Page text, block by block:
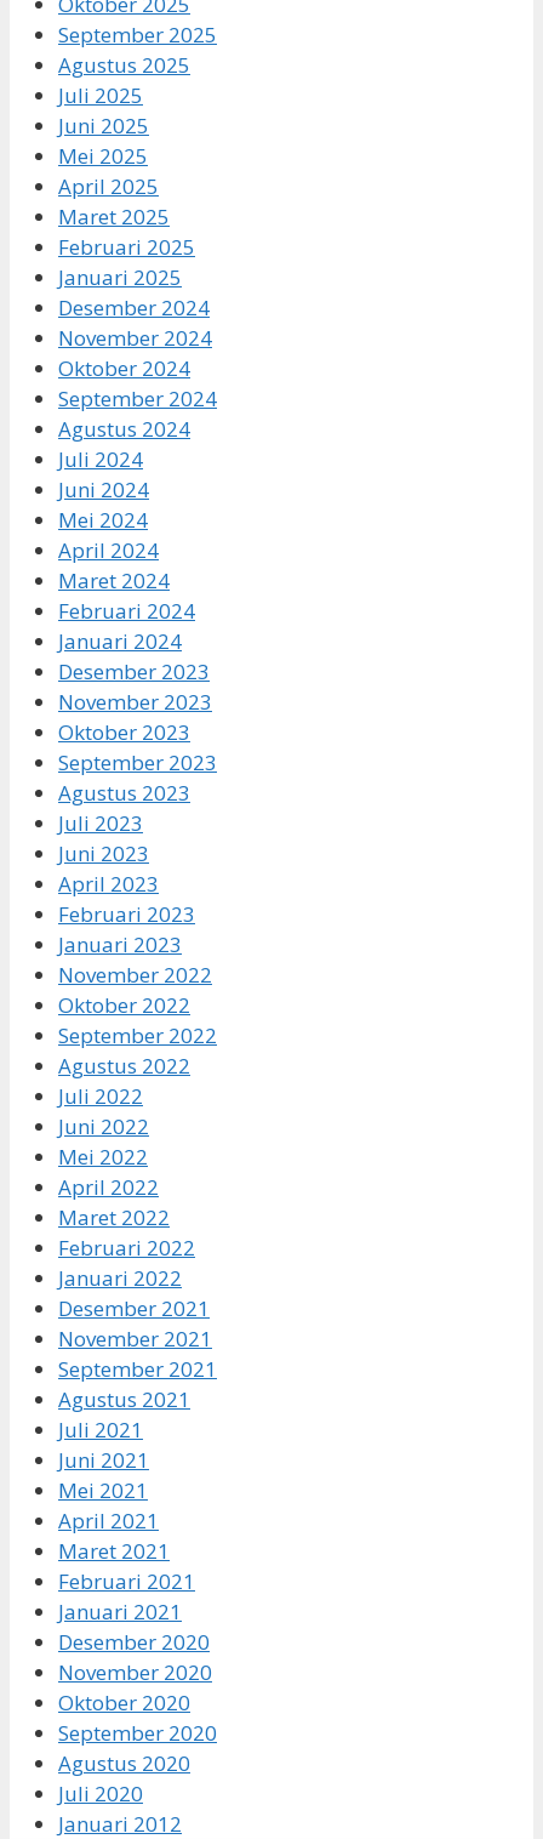
September 2025
Agustus 2025
Juli 2025
Juni 2025
Mei 2025
April 2025
Maret 2025
Februari 2025
Januari 2025
Desember 2024
November 2024
Oktober 2024
September 2024
Agustus 2024
Juli 2024
Juni 2024
Mei 2024
April 2024
Maret 2024
Februari 2024
Januari 2024
Desember 2023
November 2023
Oktober 2023
September 2023
Agustus 2023
Juli 2023
Juni 2023
April 2023
Februari 2023
Januari 2023
November 2022
Oktober 2022
September 2022
Agustus 2022
Juli 2022
Juni 2022
Mei 2022
April 2022
Maret 2022
Februari 2022
Januari 2022
Desember 2021
November 2021
September 2021
Agustus 2021
Juli 2021
Juni 2021
Mei 2021
April 2021
Maret 2021
Februari 2021
Januari 2021
Desember 2020
November 2020
Oktober 2020
September 2020
Agustus 2020
Juli 2020
Januari 2012